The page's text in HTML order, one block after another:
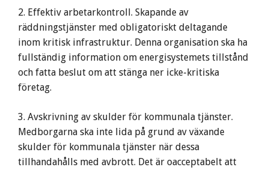
2. Effektiv arbetarkontroll. Skapande av
räddningstjänster med obligatoriskt deltagande
inom kritisk infrastruktur. Denna organisation ska ha
fullständig information om energisystemets tillstånd
och fatta beslut om att stänga ner icke-kritiska
företag.
3. Avskrivning av skulder för kommunala tjänster.
Medborgarna ska inte lida på grund av växande
skulder för kommunala tjänster när dessa
tillhandahålls med avbrott. Det är oacceptabelt att